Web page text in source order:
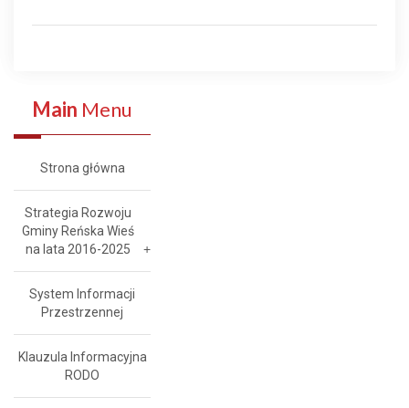
Main Menu
Strona główna
Strategia Rozwoju
Gminy Reńska Wieś
na lata 2016-2025
System Informacji
Przestrzennej
Klauzula Informacyjna
RODO